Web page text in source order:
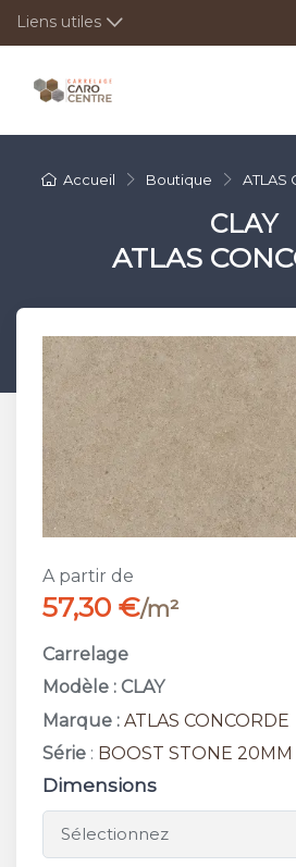
Liens utiles
Accueil Boutique ATLAS
CLAY
ATLAS
A partir de
57,30 €/m²
Carrelage
Modèle : CLAY
Marque : ATLAS CONCORDE
Série : BOOST STONE 20MM
Dimensions